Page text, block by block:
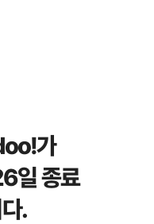
가
일 종료
.